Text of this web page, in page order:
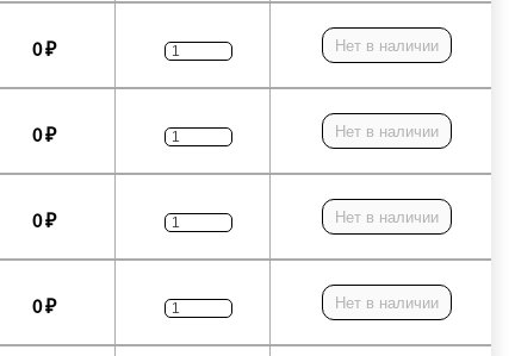
0 ₽ Нет в наличии
0 ₽ Нет в наличии
0 ₽ Нет в наличии
0 ₽ Нет в наличии